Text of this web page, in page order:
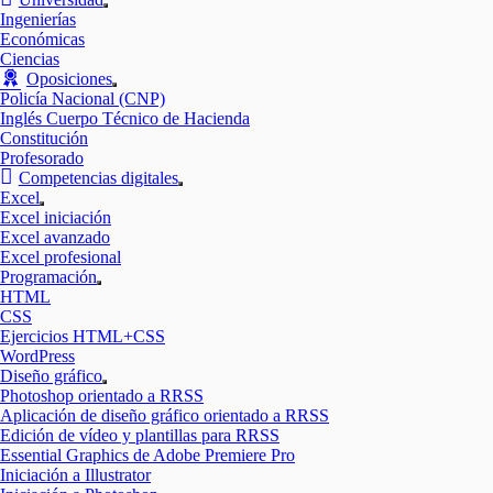
Mostrar
Ingenierías
Económicas
Ciencias
Oposiciones
Mostrar
el
submenú
Policía Nacional (CNP)
Inglés Cuerpo Técnico de Hacienda
Constitución
Profesorado
Competencias digitales
Mostrar
Excel
Mostrar
el
submenú
Excel iniciación
Excel avanzado
Excel profesional
Programación
Mostrar
HTML
CSS
Ejercicios HTML+CSS
WordPress
Diseño gráfico
Mostrar
el
submenú
Photoshop orientado a RRSS
Aplicación de diseño gráfico orientado a RRSS
Edición de vídeo y plantillas para RRSS
Essential Graphics de Adobe Premiere Pro
Iniciación a Illustrator